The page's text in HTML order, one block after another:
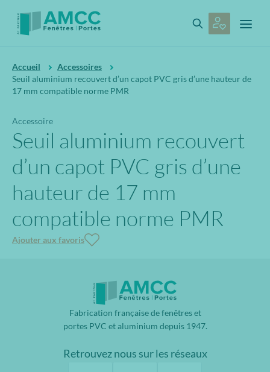
Accueil
Accessoires
Seuil aluminium recouvert d’un capot PVC gris d’une hauteur de
17 mm compatible norme PMR
Accessoire
Seuil aluminium recouvert
d’un capot PVC gris d’une
hauteur de 17 mm
compatible norme PMR
Ajouter aux favoris
Fabrication française de fenêtres et
portes PVC et aluminium depuis 1947.
Retrouvez nous sur les réseaux